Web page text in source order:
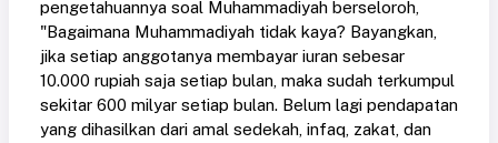
pengetahuannya soal Muhammadiyah berseloroh,
"Bagaimana Muhammadiyah tidak kaya? Bayangkan,
jika setiap anggotanya membayar iuran sebesar
10.000 rupiah saja setiap bulan, maka sudah terkumpul
sekitar 600 milyar setiap bulan. Belum lagi pendapatan
yang dihasilkan dari amal sedekah, infaq, zakat, dan